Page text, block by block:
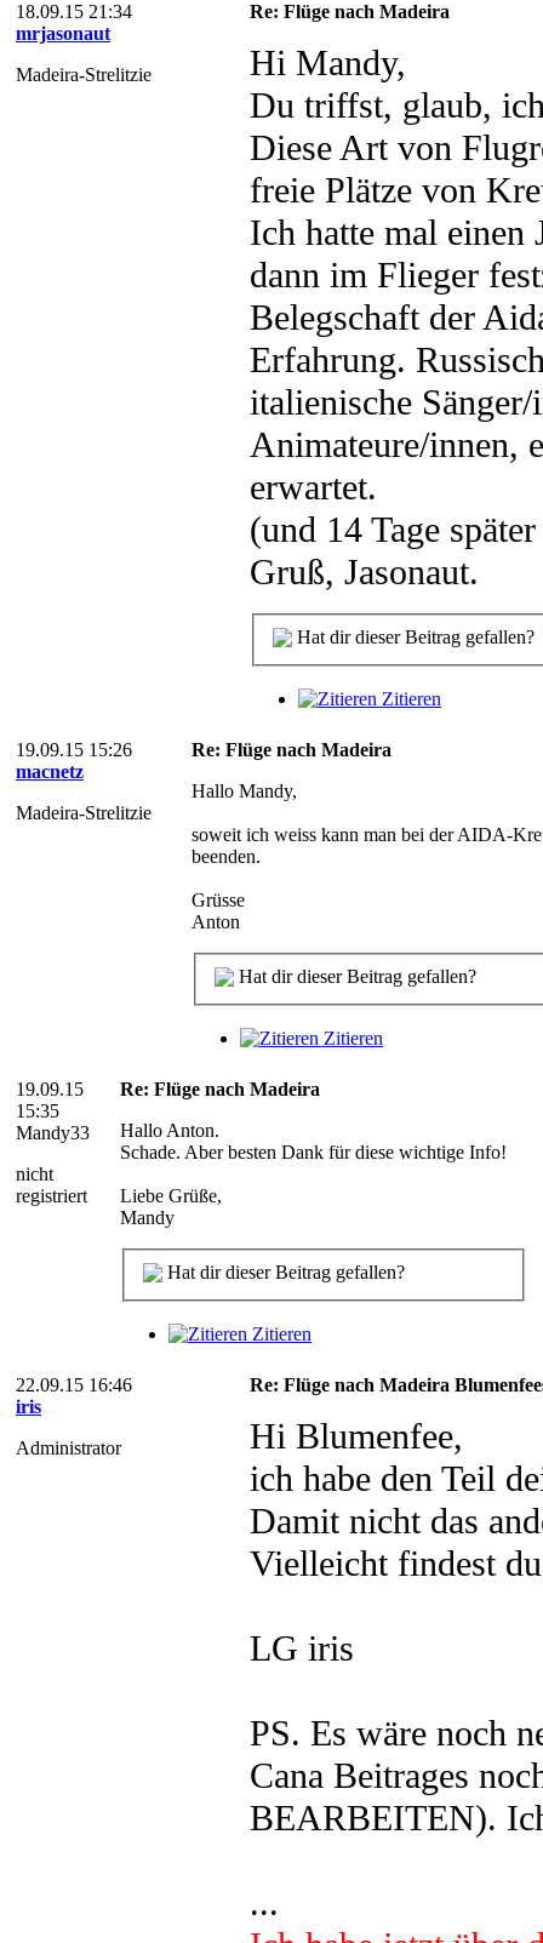
18.09.15 21:34
mrjasonaut
Madeira-Strelitzie
Re: Flüge nach Madeira
Hi Mandy,
Du triffst, glaub,
Diese Art von
freie Plätze von
Ich hatte mal
dann im Flieger
Belegschaft der
Erfahrung.
italienische
Animateure/innen,
erwartet.
(und 14 Tage
Gruß, Jasonaut.
Hat dir dieser Beitrag gefallen?
Zitieren
19.09.15 15:26
macnetz
Madeira-Strelitzie
Re: Flüge nach Madeira
Hallo Mandy,
soweit ich weiss kann man bei der AIDA-
beenden.
Grüsse
Anton
Hat dir dieser Beitrag gefallen?
Zitieren
19.09.15
15:35
Mandy33
nicht
registriert
Re: Flüge nach Madeira
Hallo Anton.
Schade. Aber besten Dank für diese wichtige Info!
Liebe Grüße,
Mandy
Hat dir dieser Beitrag gefallen?
Zitieren
22.09.15 16:46
iris
Administrator
Re: Flüge nach Madeira
Hi Blumenfee,
ich habe den Teil
Damit nicht das
Vielleicht findest
LG iris
PS. Es wäre noch
Cana Beitrages
BEARBEITEN).
...